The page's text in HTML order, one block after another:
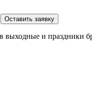
Оставить заявку
выходные и праздники